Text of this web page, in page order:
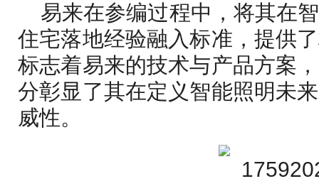
易来在参编过程中，将其在
住宅落地经验融入标准，提供
标志着易来的技术与产品方案
分彰显了其在定义智能照明未
威性。